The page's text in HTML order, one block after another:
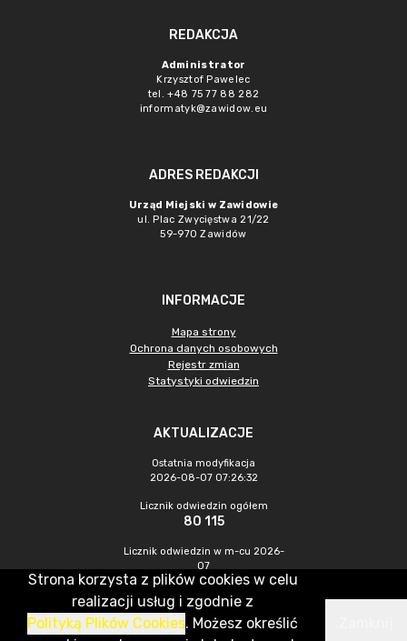
REDAKCJA
Administrator
Krzysztof Pawelec
tel. +48 75 77 88 282
informatyk@zawidow.eu
ADRES REDAKCJI
Urząd Miejski w Zawidowie
ul. Plac Zwycięstwa 21/22
59-970 Zawidów
INFORMACJE
Mapa strony
Ochrona danych osobowych
Rejestr zmian
Statystyki odwiedzin
AKTUALIZACJE
Ostatnia modyfikacja
2026-08-07 07:26:32
Licznik odwiedzin ogółem
80 115
Licznik odwiedzin w m-cu 2026-
07
233
CMS & Hosting: Nefeni Sp. z o.o.
Strona korzysta z plików cookies w celu
realizacji usług i zgodnie z
Polityką Plików Cookies. Możesz określić